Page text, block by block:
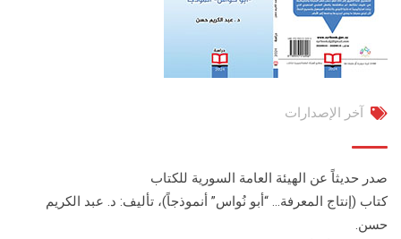
آخر الإصدارات
صدر حديثاً عن الهيئة العامة السورية للكتاب
كتاب (إنتاج المعرفة… “أبو نُواس” أنموذجاً)، تأليف: د. عبد الكريم
حسن.